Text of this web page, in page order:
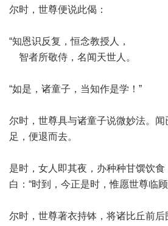
尔时，世尊便说此偈：
“知恩识反复，恒念教授人，
智者所敬侍，名闻天世人。
“如是，诸童子，当知作是学！”
尔时，世尊具与诸童子说微妙法。
足，便退而去。
是时，女人即其夜，办种种甘馔饮
白：“时到，今正是时，惟愿世尊临
尔时，世尊著衣持钵，将诸比丘前后